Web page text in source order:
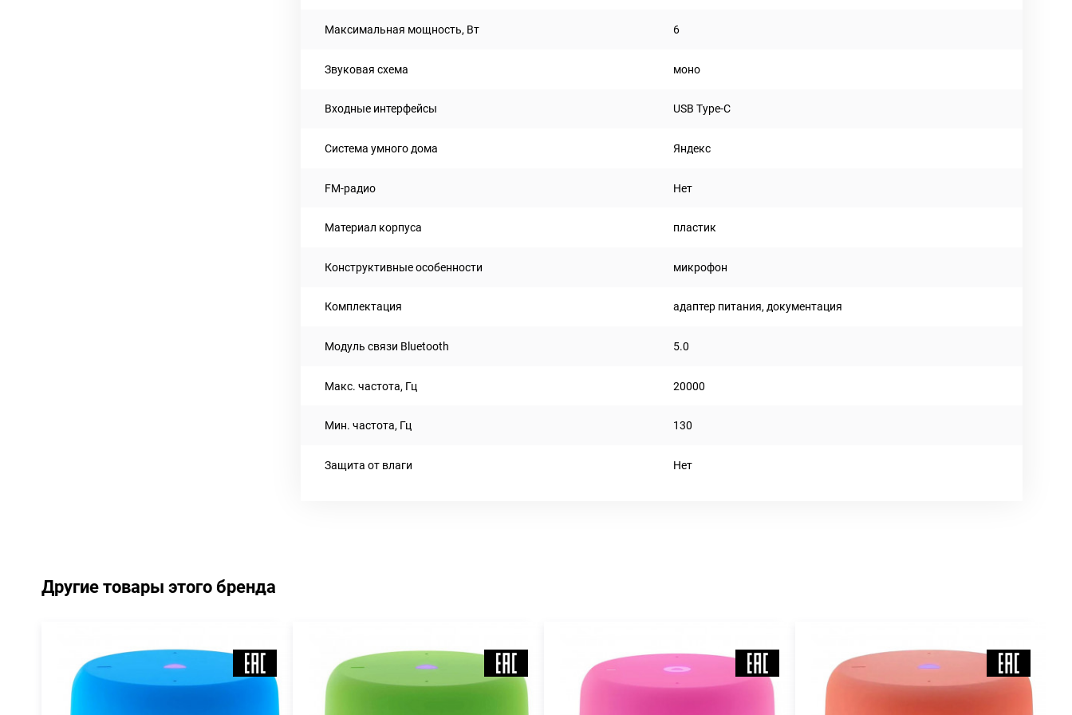
Максимальная мощность, Вт 6
Звуковая схема моно
Входные интерфейсы USB Type-C
Система умного дома Яндекс
FM-радио Нет
Материал корпуса пластик
Конструктивные особенности микрофон
Комплектация адаптер питания, документация
Модуль связи Bluetooth 5.0
Макс. частота, Гц 20000
Мин. частота, Гц 130
Защита от влаги Нет
Другие товары этого бренда